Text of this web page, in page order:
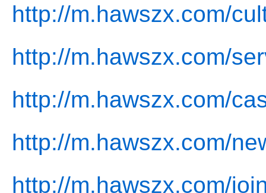
http://m.hawszx.com/
http://m.hawszx.com/
http://m.hawszx.com/
http://m.hawszx.com/
http://m.hawszx.com/